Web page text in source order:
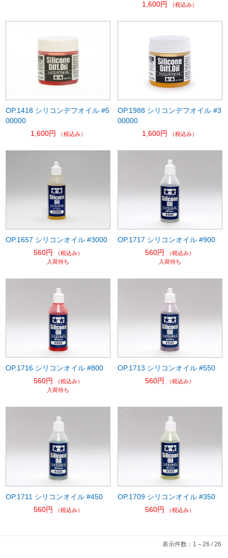
1,600円
（税込み）
OP.1418 シリコンデフオイル #5
00000
1,600円
（税込み）
OP.1988 シリコンデフオイル #3
00000
1,600円
（税込み）
OP.1657 シリコンオイル #3000
560円
（税込み）
入荷待ち
OP.1717 シリコンオイル #900
560円
（税込み）
入荷待ち
OP.1716 シリコンオイル #800
560円
（税込み）
入荷待ち
OP.1713 シリコンオイル #550
560円
（税込み）
OP.1711 シリコンオイル #450
560円
（税込み）
OP.1709 シリコンオイル #350
560円
（税込み）
表示件数：1～26 / 26